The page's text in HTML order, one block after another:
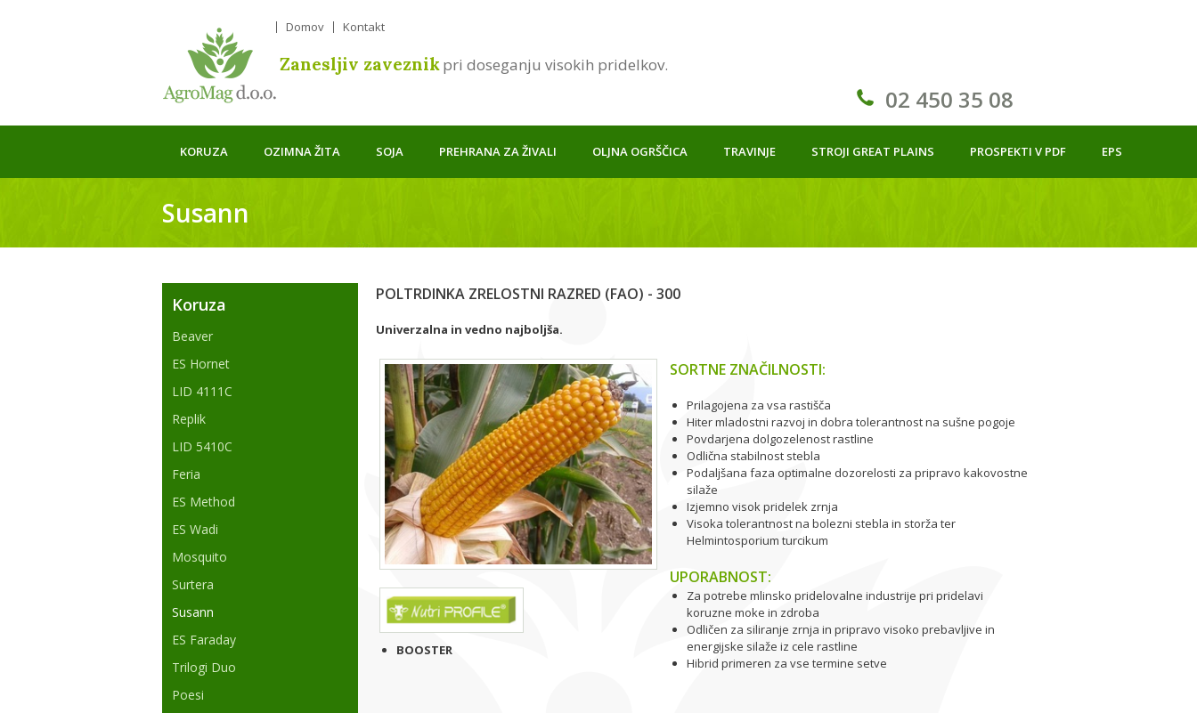
Domov Kontakt
Zanesljiv zaveznikpri doseganju visokih pridelkov.
02 450 35 08
KORUZA OZIMNA ŽITA SOJA PREHRANA ZA ŽIVALI OLJNA OGRŠČICA TRAVINJE STROJI GREAT PLAINS PROSPEKTI V PDF EPS
Susann
Koruza
Beaver
ES Hornet
LID 4111C
Replik
LID 5410C
Feria
ES Method
ES Wadi
Mosquito
Surtera
Susann
ES Faraday
Trilogi Duo
Poesi
POLTRDINKA ZRELOSTNI RAZRED (FAO) - 300
Univerzalna in vedno najboljša.
BOOSTER
SORTNE ZNAČILNOSTI:
Prilagojena za vsa rastišča
Hiter mladostni razvoj in dobra tolerantnost na sušne pogoje
Povdarjena dolgozelenost rastline
Odlična stabilnost stebla
Podaljšana faza optimalne dozorelosti za pripravo kakovostne
silaže
Izjemno visok pridelek zrnja
Visoka tolerantnost na bolezni stebla in storža ter
Helmintosporium turcikum
UPORABNOST:
Za potrebe mlinsko pridelovalne industrije pri pridelavi
koruzne moke in zdroba
Odličen za siliranje zrnja in pripravo visoko prebavljive in
energijske silaže iz cele rastline
Hibrid primeren za vse termine setve